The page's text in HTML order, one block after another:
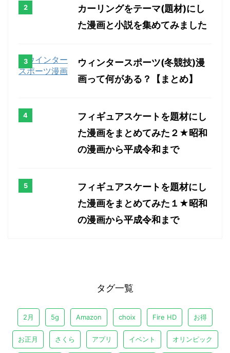
カーリングをテーマ(題材)にし
た漫画と小説を集めてみました
ウィンタースポーツ(冬競技)漫
画って何がある？【まとめ】
フィギュアスケートを題材にし
た漫画をまとめてみた２★昭和
の漫画から平成令和まで
フィギュアスケートを題材にし
た漫画をまとめてみた１★昭和
の漫画から平成令和まで
タグ一覧
2月 5g Amazon choix Fire HD お得
お正月 さくら アプリ イベント オリンピック